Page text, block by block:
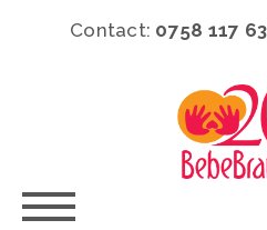
Contact: 0758 117